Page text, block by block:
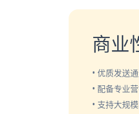
商业
• 优质发送
• 配备专业
• 支持大规